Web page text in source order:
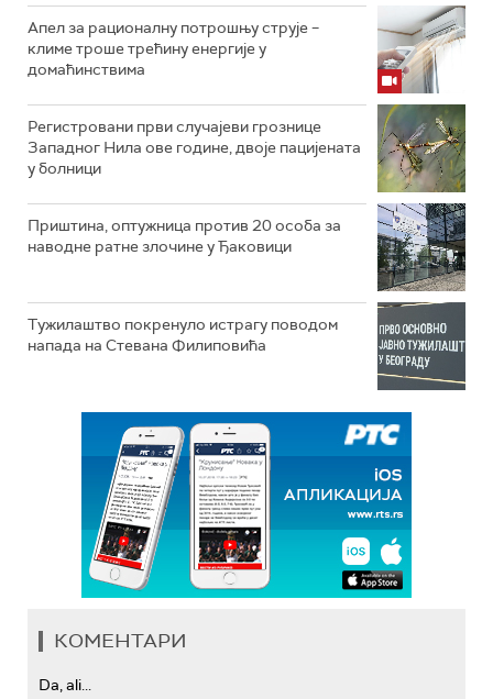
Апел за рационалну потрошњу струје –
климе троше трећину енергије у
домаћинствима
Регистровани први случајеви грознице
Западног Нила ове године, двоје пацијената
у болници
Приштина, оптужница против 20 особа за
наводне ратне злочине у Ђаковици
Тужилаштво покренуло истрагу поводом
напада на Стевана Филиповића
КОМЕНТАРИ
Da, ali...